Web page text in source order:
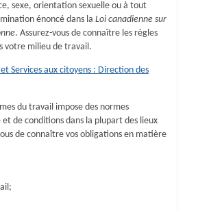
sexe, orientation sexuelle ou à tout
énoncé dans la Loi canadienne sur
. Assurez-vous de connaître les règles
votre milieu de travail.
Services aux citoyens : Direction des
du travail impose des normes
et de conditions dans la plupart des lieux
de connaître vos obligations en matière